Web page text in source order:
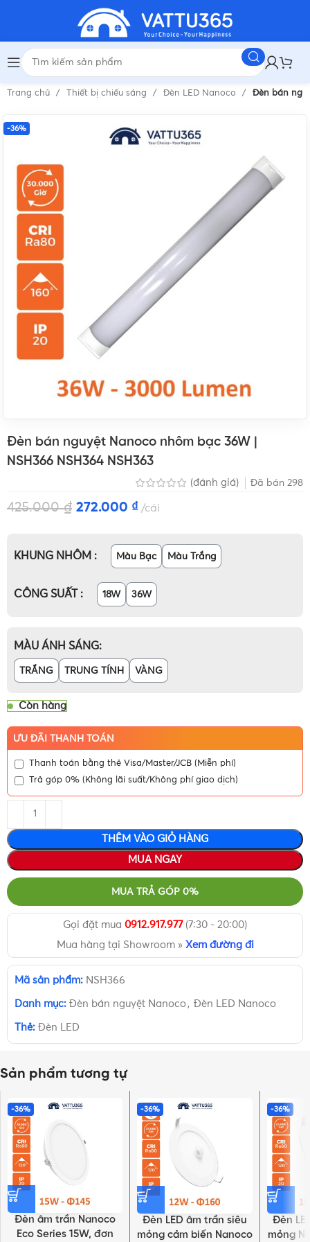
Trang chủ Thiết bị chiếu sáng Đèn LED Nanoco Đèn bán
-36%
Đèn bán nguyệt Nanoco nhôm bạc 36W |
NSH366 NSH364 NSH363
(đánh giá) Đã bán 298
425.000₫ 272.000 ₫ cái
KHUNG NHÔM Màu Bạc Màu Trắng
CÔNG SUẤT 18W 36W
MÀU ÁNH SÁNG
TRẮNG TRUNG TÍNH VÀNG
Còn hàng
ƯU ĐÃI THANH TOÁN
Thanh toán bằng thẻ Visa/Master/JCB (Miễn phí)
Trả góp 0% (Không lãi suất/Không phí giao dịch)
THÊM VÀO GIỎ HÀNG
MUA NGAY
MUA TRẢ GÓP 0%
Gọi đặt mua 0912.917.977(7:30 - 20:00)
Mua hàng tại Showroom » Xem đường đi
Mã sản phẩm: NSH366
Danh mục: Đèn bán nguyệt Nanoco , Đèn LED Nanoco
Thẻ: Đèn LED
Sản phẩm tương tự
-36%
Đèn âm trần Nanoco
Eco Series 15W, đơn
-36%
Đèn LED âm trần siêu
mỏng cảm biến Nanoco
-36%
Đèn
mỏng